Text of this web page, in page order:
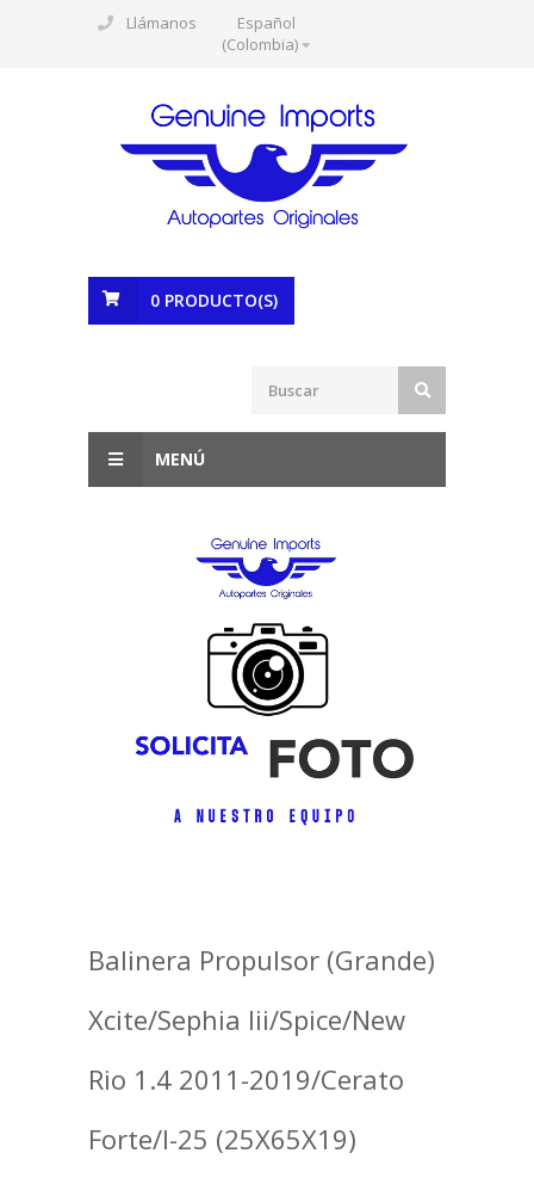
Llámanos
Español
(Colombia)
0 PRODUCTO(S)
MENÚ
Balinera Propulsor (Grande)
Xcite/Sephia Iii/Spice/New
Rio 1.4 2011-2019/Cerato
Forte/I-25 (25X65X19)